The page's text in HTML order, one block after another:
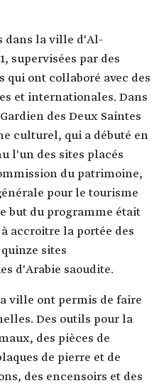
dans la ville d'Al-
supervisées par des
qui ont collaboré avec des
et internationales. Dans
des Deux Saintes
culturel, qui a débuté en
l'un des sites placés
du patrimoine,
pour le tourisme
but du programme était
accroitre la portée des
sites
d'Arabie saoudite.
ville ont permis de faire
Des outils pour la
des pièces de
de pierre et de
des encensoirs et des